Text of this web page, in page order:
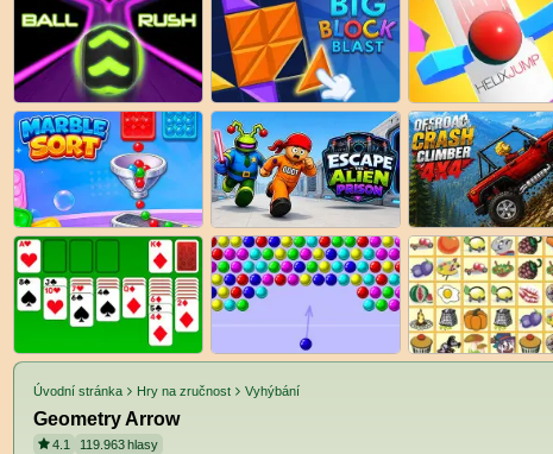
Úvodní stránka Hry na zručnost Vyhýbání
Geometry Arrow
4.1 119.963hlasy